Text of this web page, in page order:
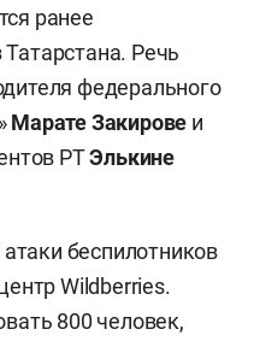
ранее
Речь
федерального
Марате Закирове и
РТЭлькине
беспилотников
Wildberries.
800 человек,